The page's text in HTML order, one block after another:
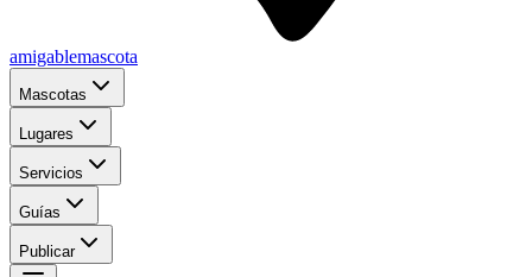
amigablemascota
Mascotas
Lugares
Servicios
Guías
Publicar